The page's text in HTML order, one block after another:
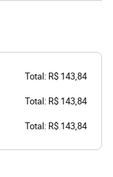
Total: R$ 143,84
Total: R$ 143,84
Total: R$ 143,84